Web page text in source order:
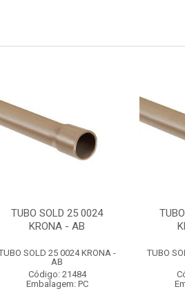
TUBO SOLD 25 0024
KRONA - AB
SOLD 25 0024 KRONA -
AB
Código: 21484
Embalagem: PC
TUBO